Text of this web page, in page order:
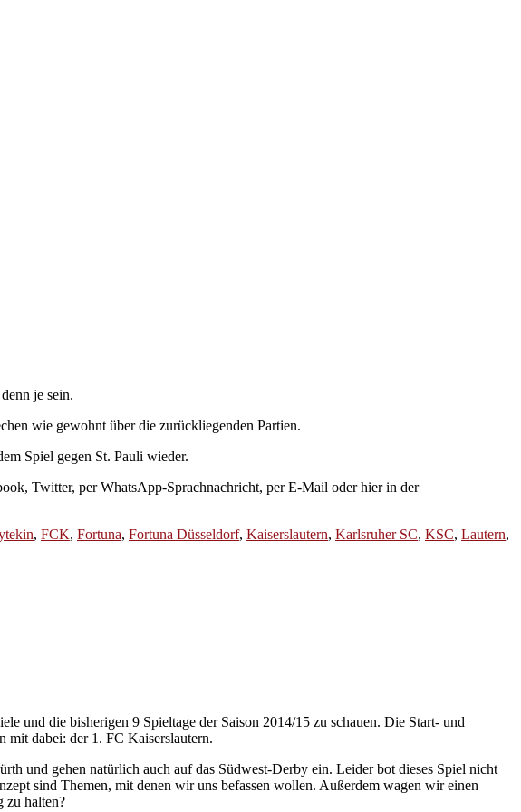
je sein.
wie gewohnt über die zurückliegenden Partien.
Spiel gegen St. Pauli wieder.
Twitter, per WhatsApp-Sprachnachricht, per E-Mail oder hier in der
, FCK, Fortuna, Fortuna Düsseldorf, Kaiserslautern, Karlsruher SC, KSC, Lautern,
und die bisherigen 9 Spieltage der Saison 2014/15 zu schauen. Die Start- und
mit dabei: der 1. FC Kaiserslautern.
und gehen natürlich auch auf das Südwest-Derby ein. Leider bot dieses Spiel nicht
sind Themen, mit denen wir uns befassen wollen. Außerdem wagen wir einen
zu halten?